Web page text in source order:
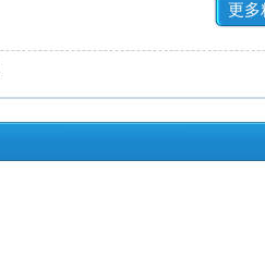
更多